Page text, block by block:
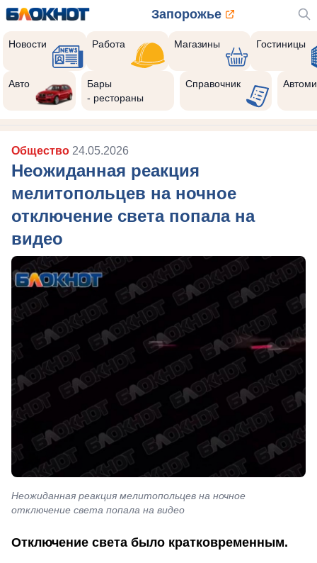
Запорожье
Новости Работа Магазины Гостиницы
Авто
Бары
- рестораны
Справочник
Общество 24.05.2026
Неожиданная реакция
мелитопольцев на ночное
отключение света попала на
видео
Неожиданная реакция мелитопольцев на ночное
отключение света попала на видео
Отключение света было кратковременным.